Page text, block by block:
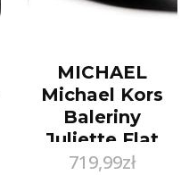
MICHAEL
Michael Kors
Baleriny
Juliette Flat
40F2JTFP1L
719,99zł